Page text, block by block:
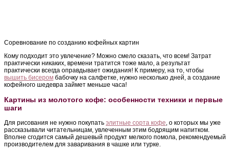
Соревнование по созданию кофейных картин
Кому подходит это увлечение? Можно смело сказать, что всем! Затрат
практически никаких, времени тратится тоже мало, а результат
практически всегда оправдывает ожидания! К примеру, на то, чтобы
вышить бисером бабочку на салфетке, нужно несколько дней, а создание
кофейного шедевра займет меньше часа!
Картины из молотого кофе: особенности техники и первые
шаги
Для рисования не нужно покупать элитные сорта кофе, о которых мы уже
рассказывали читательницам, увлеченным этим бодрящим напитком.
Вполне сгодится самый дешевый продукт мелкого помола, рекомендуемый
производителем для заваривания в чашке или турке.